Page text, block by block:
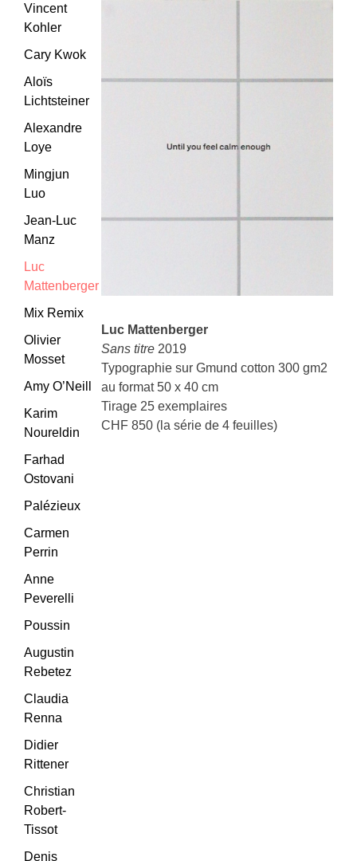
Luc Mattenberger
Sans titre 2019
Typographie sur Gmund cotton 300 gm2
au format 50 x 40 cm
Tirage 25 exemplaires
CHF 850 (la série de 4 feuilles)
Vincent
Kohler
Cary Kwok
Aloïs
Lichtsteiner
Alexandre
Loye
Mingjun
Luo
Jean-Luc
Manz
Luc
Mattenberger
Mix Remix
Olivier
Mosset
Amy O’Neill
Karim
Noureldin
Farhad
Ostovani
Palézieux
Carmen
Perrin
Anne
Peverelli
Poussin
Augustin
Rebetez
Claudia
Renna
Didier
Rittener
Christian
Robert-
Tissot
Denis